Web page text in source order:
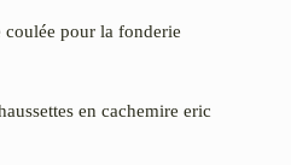
coulée pour la fonderie
en cachemire eric